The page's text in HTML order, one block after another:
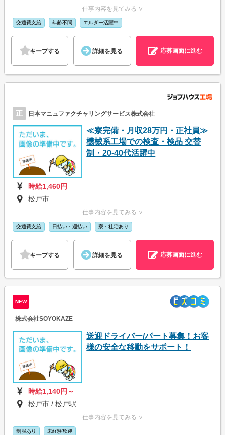
仕事内容を見てみる ∨
交通費支給 年齢不問 エルダー活躍中
キープする 詳細を見る 応募画面に進む
正 日本マニュファクチャリングサービス株式会社
≪寮完備・月収28万円・正社員≫
機械系工場での検査・検品 交替
制・20-40代活躍中
時給1,460円
松戸市
仕事内容を見てみる ∨
交通費支給 日払い・週払い 寮・社宅あり
キープする 詳細を見る 応募画面に進む
NEW
株式会社SOYOKAZE
送迎ドライバー/パート募集！お客
様の安全な移動をサポート！
時給1,140円～
松戸市 / 松戸駅
仕事内容を見てみる ∨
制服あり 未経験歓迎